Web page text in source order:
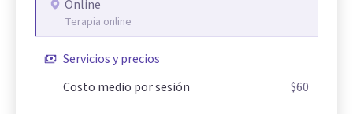
Online
Terapia online
Servicios y precios
Costo medio por sesión
$60